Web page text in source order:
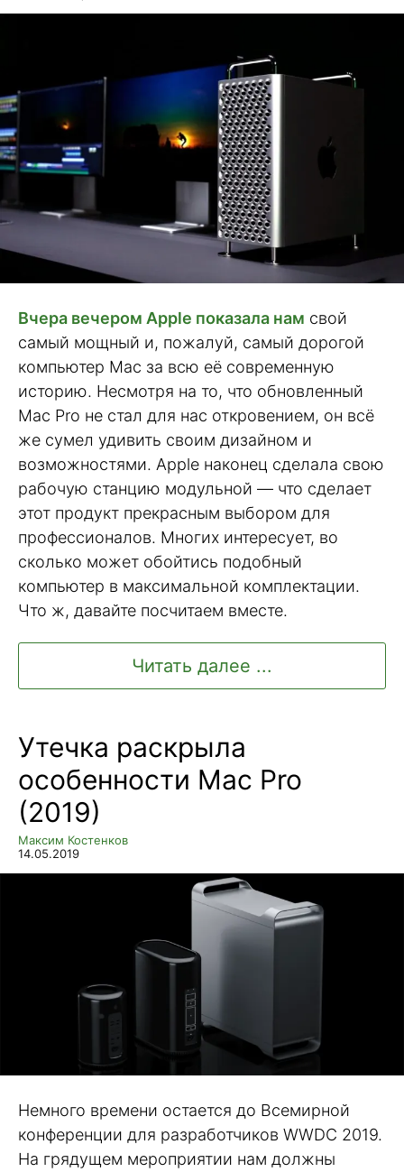
Вчера вечером Apple показала нам свой
самый мощный и, пожалуй, самый дорогой
компьютер Mac за всю её современную
историю. Несмотря на то, что обновленный
Mac Pro не стал для нас откровением, он всё
же сумел удивить своим дизайном и
возможностями. Apple наконец сделала свою
рабочую станцию модульной — что сделает
этот продукт прекрасным выбором для
профессионалов. Многих интересует, во
сколько может обойтись подобный
компьютер в максимальной комплектации.
Что ж, давайте посчитаем вместе.
Читать далее ...
Утечка раскрыла
особенности Mac Pro
(2019)
Максим Костенков
14.05.2019
Немного времени остается до Всемирной
конференции для разработчиков WWDC 2019.
На грядущем мероприятии нам должны